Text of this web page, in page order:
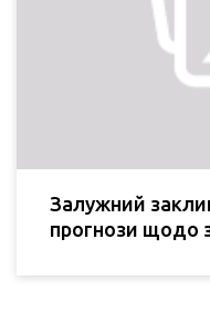
Залужний
прогнози щодо